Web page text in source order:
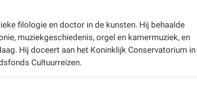
filologie en doctor in de kunsten. Hij behaalde
muziekgeschiedenis, orgel en kamermuziek, en
Hij doceert aan het Koninklijk Conservatorium in
Cultuurreizen.